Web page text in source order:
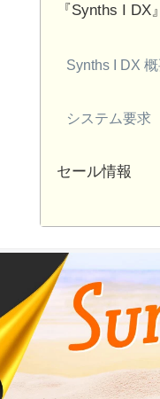
『Synths I DX』
Synths I DX
システム要求
セール情報